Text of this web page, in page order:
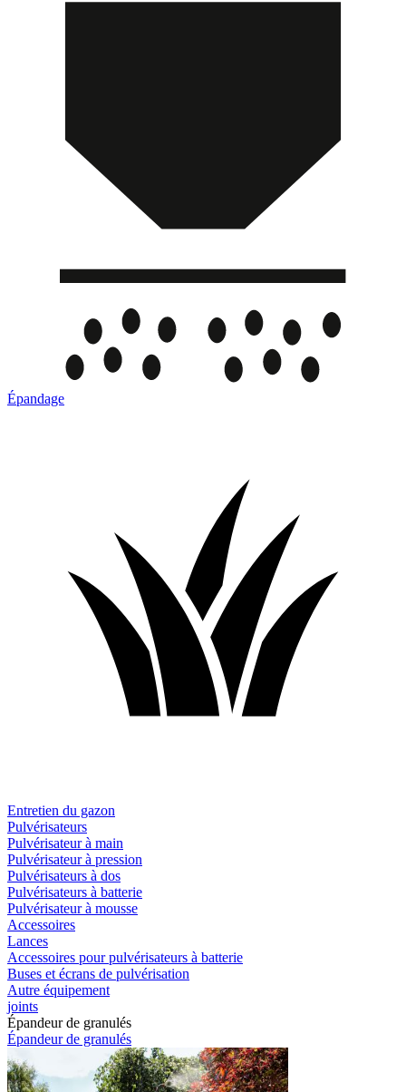
Épandage
Entretien du gazon
Pulvérisateurs
Pulvérisateur à main
Pulvérisateur à pression
Pulvérisateurs à dos
Pulvérisateurs à batterie
Pulvérisateur à mousse
Accessoires
Lances
Accessoires pour pulvérisateurs à batterie
Buses et écrans de pulvérisation
Autre équipement
joints
Épandeur de granulés
Épandeur de granulés